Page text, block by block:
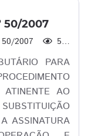
50/2007
50/2007 530
PARA
ATINENTE AO
ASSINATURA